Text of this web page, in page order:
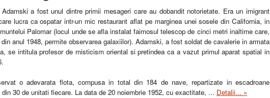
Adamski a fost unul dintre primii mesageri care au dobandit notorietate. Era un imigrant
lucra ca ospatar intr-un mic restaurant aflat pe marginea unei sosele din California, in
Palomar (locul unde se afla instalat faimosul telescop de cinci metri inaltime care,
anul 1948, permite observarea galaxiilor). Adamski, a fost soldat de cavalerie in armata
se intitula profesor de misticism oriental si pretindea ca a vazut primul aparat spatial in
o adevarata flota, compusa in total din 184 de nave, repartizate in escadroane
30 de unitati fiecare. La data de 20 noiembrie 1952, cu exactitate, ... Detalii... »